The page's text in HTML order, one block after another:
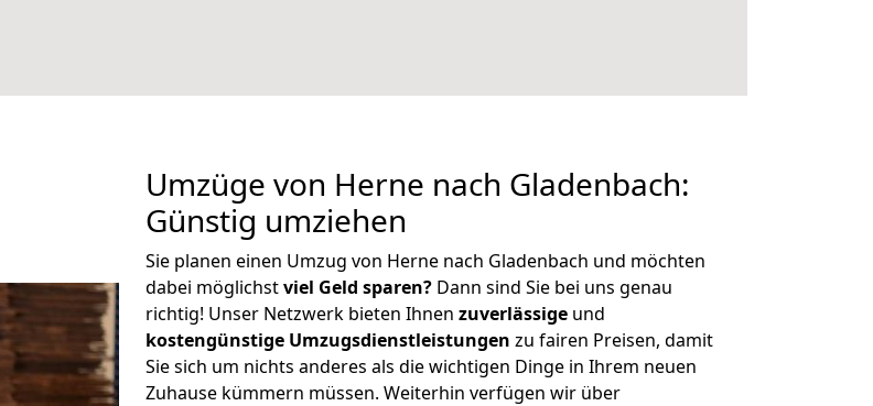
Umzüge von Herne nach Gladenbach:
Günstig umziehen
Sie planen einen Umzug von Herne nach Gladenbach und möchten
dabei möglichstviel Geld sparen? Dann sind Sie bei uns genau
richtig! Unser Netzwerk bieten Ihnen zuverlässige und
kostengünstige Umzugsdienstleistungen zu fairen Preisen, damit
Sie sich um nichts anderes als die wichtigen Dinge in Ihrem neuen
Zuhause kümmern müssen. Weiterhin verfügen wir über